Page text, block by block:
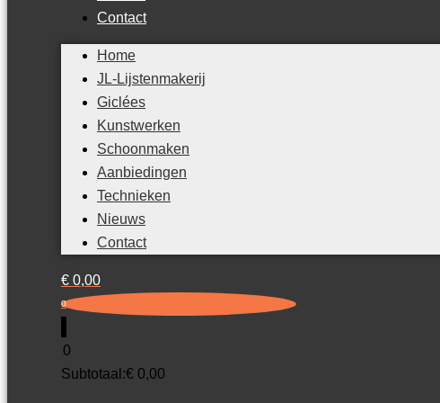
Contact
Home
JL-Lijstenmakerij
Giclées
Kunstwerken
Schoonmaken
Aanbiedingen
Technieken
Nieuws
Contact
€ 0,00
0
0
Subtotaal:€ 0,00